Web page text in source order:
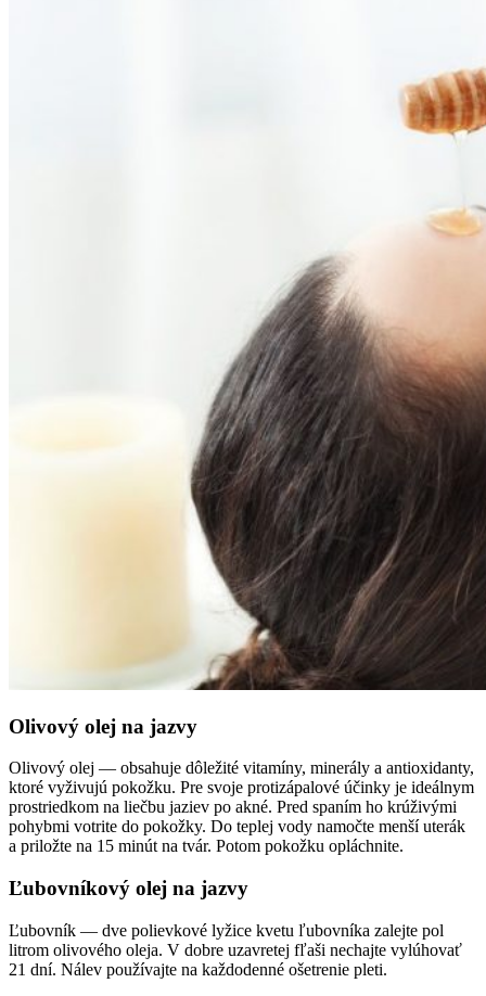
Olivový olej na jazvy
Olivový olej — obsahuje dôležité vitamíny, minerály a antioxidanty,
ktoré vyživujú pokožku. Pre svoje protizápalové účinky je ideálnym
prostriedkom na liečbu jaziev po akné. Pred spaním ho krúživými
pohybmi votrite do pokožky. Do teplej vody namočte menší uterák
a priložte na 15 minút na tvár. Potom pokožku opláchnite.
Ľubovníkový olej na jazvy
Ľubovník — dve polievkové lyžice kvetu ľubovníka zalejte pol
litrom olivového oleja. V dobre uzavretej fľaši nechajte vylúhovať
21 dní. Nálev používajte na každodenné ošetrenie pleti.